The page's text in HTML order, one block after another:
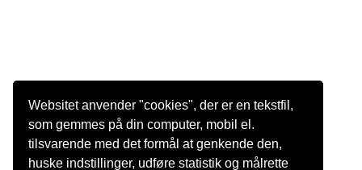
Websitet anvender "cookies", der er en tekstfil,
som gemmes på din computer, mobil el.
tilsvarende med det formål at genkende den,
huske indstillinger, udføre statistik og målrette